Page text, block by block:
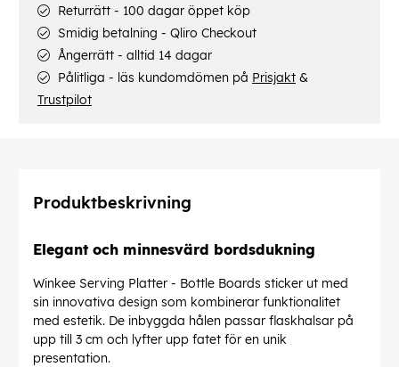
Returrätt - 100 dagar öppet köp
Smidig betalning - Qliro Checkout
Ångerrätt - alltid 14 dagar
Pålitliga - läs kundomdömen på Prisjakt &
Trustpilot
Produktbeskrivning
Elegant och minnesvärd bordsdukning
Winkee Serving Platter - Bottle Boards sticker ut med
sin innovativa design som kombinerar funktionalitet
med estetik. De inbyggda hålen passar flaskhalsar på
upp till 3 cm och lyfter upp fatet för en unik
presentation.